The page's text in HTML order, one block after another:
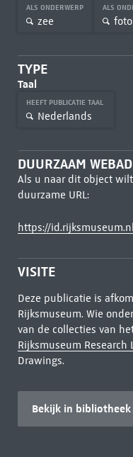
ALS ONDERWERP
zee
ALS
TYPE
Taal
HEEFT PUBLICATIE TAAL
Nederlands
DUURZAAM
Als u naar dit object
duurzame URL:
https://
VISITE
Deze publicatie is
Rijksmuseum. Wie
van de collecties van
Rijksmuseum Research
Drawings.
Bekijk in bibliotheek